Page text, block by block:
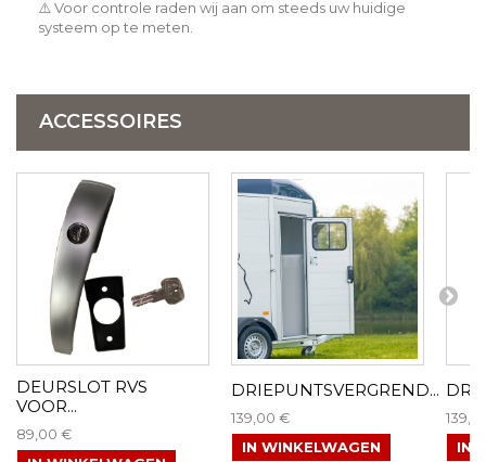
⚠️ Voor controle raden wij aan om steeds uw huidige
systeem op te meten.
ACCESSOIRES
DEURSLOT RVS
VOOR...
89,00 €
DRIEPUNTSVERGREND...
139,00 €
IN WINKELWAGEN
IN